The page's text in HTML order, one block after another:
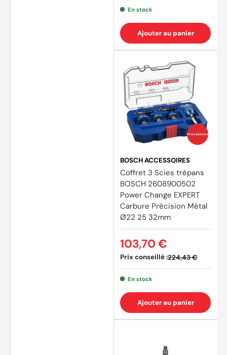
En stock
Ajouter au panier
Prix coûtants
BOSCH ACCESSOIRES
Coffret 3 Scies trépans
BOSCH 2608900502
Power Change EXPERT
Carbure Précision Métal
Ø22 25 32mm
Prix conseillé :224,43 €
103,70 €
En stock
Ajouter au panier